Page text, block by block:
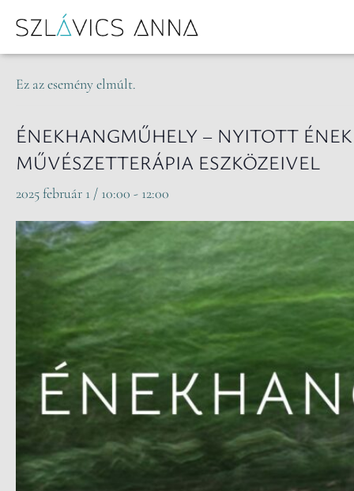
« Összes Események
Ez az esemény elmúlt.
ÉNEKHANGMŰHELY – NYITOTT
MŰVÉSZETTERÁPIA ESZKÖZEIVEL
2025 február 1 / 10:00 - 12:00